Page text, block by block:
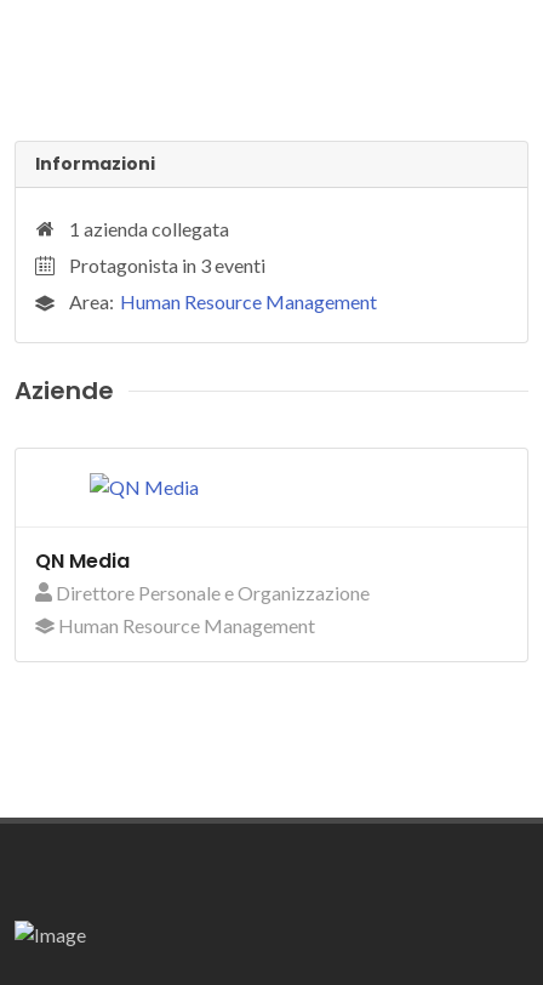
Informazioni
1 azienda collegata
Protagonista in 3 eventi
Area: Human Resource Management
Aziende
QN Media
Direttore Personale e Organizzazione
Human Resource Management